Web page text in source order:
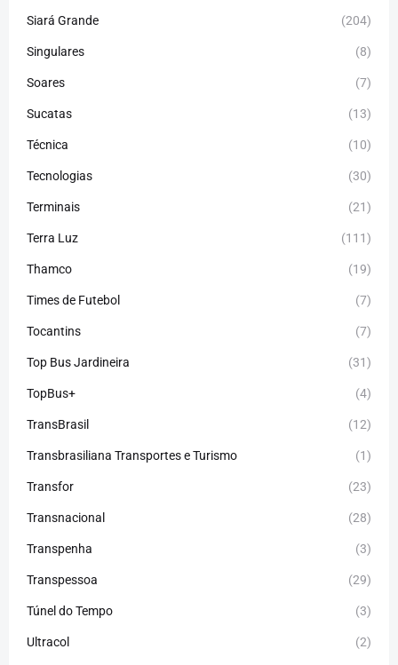
Siará Grande (204)
Singulares (8)
Soares (7)
Sucatas (13)
Técnica (10)
Tecnologias (30)
Terminais (21)
Terra Luz (111)
Thamco (19)
Times de Futebol (7)
Tocantins (7)
Top Bus Jardineira (31)
TopBus+ (4)
TransBrasil (12)
Transbrasiliana Transportes e Turismo (1)
Transfor (23)
Transnacional (28)
Transpenha (3)
Transpessoa (29)
Túnel do Tempo (3)
Ultracol (2)